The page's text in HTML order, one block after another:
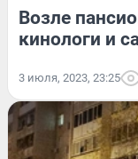
Возле
кинологи и
3 июля, 2023, 23:25